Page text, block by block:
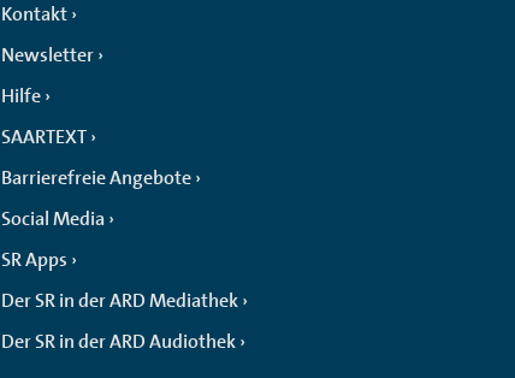
Kontakt
Newsletter
Hilfe
SAARTEXT
Barrierefreie Angebote
Social Media
SR Apps
Der SR in der ARD Mediathek
Der SR in der ARD Audiothek